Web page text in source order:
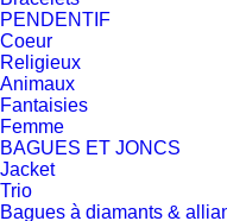
PENDENTIF
Coeur
Religieux
Animaux
Fantaisies
Femme
BAGUES ET JONCS
Jacket
Trio
Bagues à diamants &